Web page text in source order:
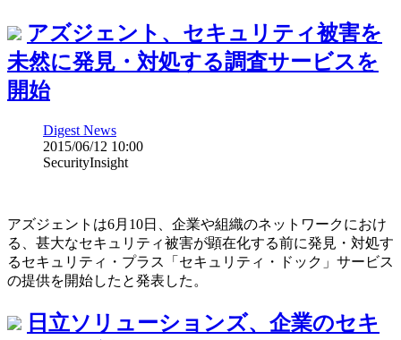
アズジェント、セキュリティ被害を
未然に発見・対処する調査サービスを
開始
Digest News
2015/06/12 10:00
SecurityInsight
アズジェントは6月10日、企業や組織のネットワークにおけ
る、甚大なセキュリティ被害が顕在化する前に発見・対処す
るセキュリティ・プラス「セキュリティ・ドック」サービス
の提供を開始したと発表した。
日立ソリューションズ、企業のセキ